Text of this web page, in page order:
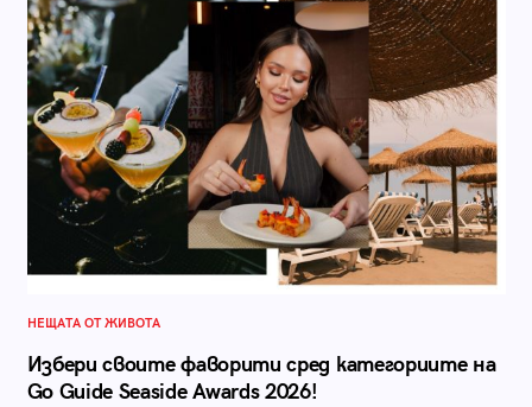
НЕЩАТА ОТ ЖИВОТА
Избери своите фаворити сред категориите на
Go Guide Seaside Awards 2026!